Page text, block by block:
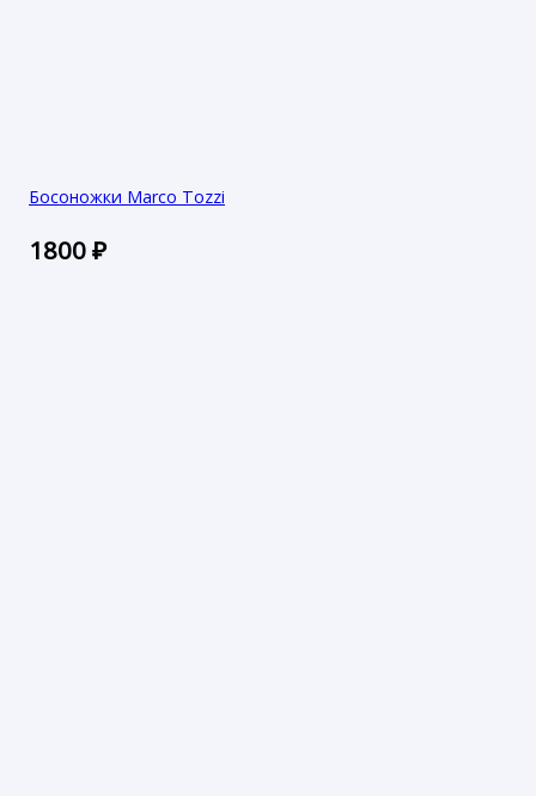
Босоножки Marco Tozzi
1800₽